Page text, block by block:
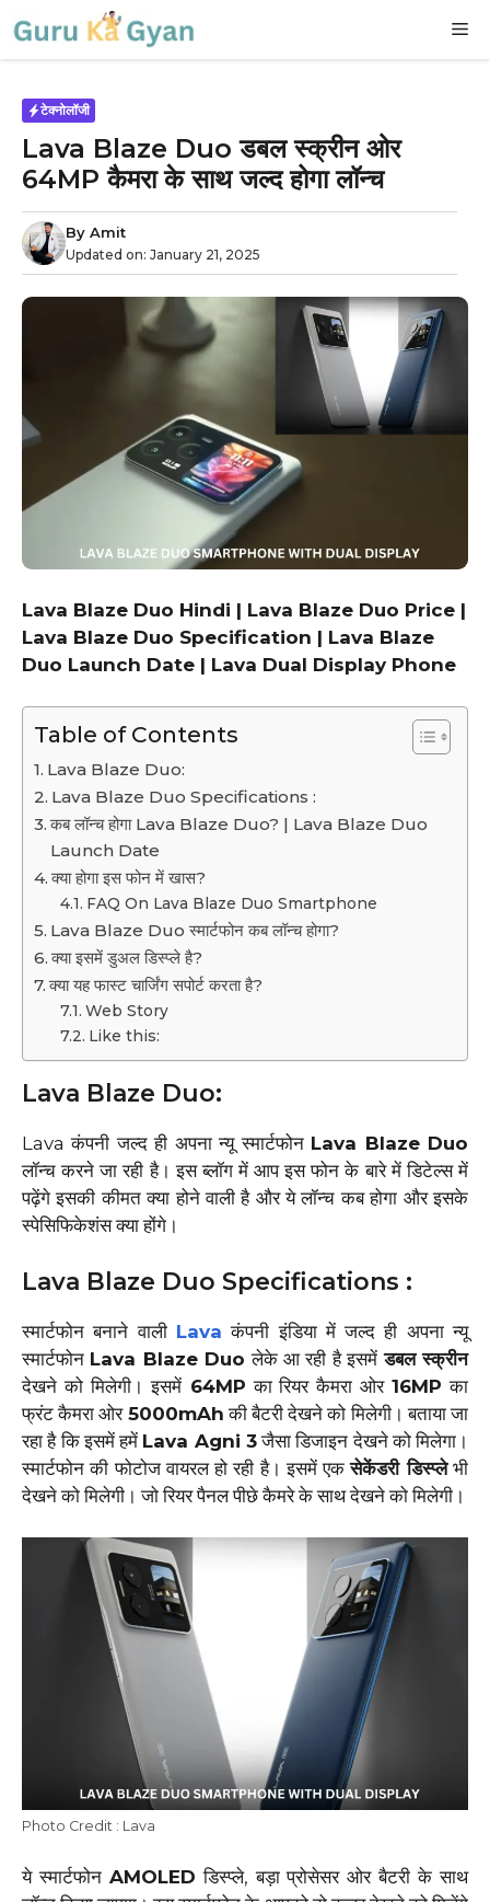
to
content
टेक्नोलॉजी
Lava Blaze Duo डबल स्क्रीन ओर
64MP कैमरा के साथ जल्द होगा लॉन्च
By Amit
Updated on: January 21, 2025
Lava Blaze Duo Hindi | Lava Blaze Duo Price |
Lava Blaze Duo Specification | Lava Blaze
Duo Launch Date | Lava Dual Display Phone
Table of Contents
Lava Blaze Duo:
Lava Blaze Duo Specifications :
कब लॉन्च होगा Lava Blaze Duo? | Lava Blaze Duo
Launch Date
क्या होगा इस फोन में खास?
FAQ On Lava Blaze Duo Smartphone
Lava Blaze Duo स्मार्टफोन कब लॉन्च होगा?
क्या इसमें डुअल डिस्प्ले है?
क्या यह फास्ट चार्जिंग सपोर्ट करता है?
Web Story
Like this:
Lava Blaze Duo:
Lava कंपनी जल्द ही अपना न्यू स्मार्टफोन Lava Blaze Duo
लॉन्च करने जा रही है। इस ब्लॉग में आप इस फोन के बारे में डिटेल्स में
पढ़ेंगे इसकी कीमत क्या होने वाली है और ये लॉन्च कब होगा और इसके
स्पेसिफिकेशंस क्या होंगे।
Lava Blaze Duo Specifications :
स्मार्टफोन बनाने वाली Lava कंपनी इंडिया में जल्द ही अपना न्यू
स्मार्टफोन Lava Blaze Duo लेके आ रही है इसमेंडबल स्क्रीन
देखने को मिलेगी। इसमें64MP का रियर कैमरा ओर16MP का
फ्रंट कैमरा ओर 5000mAh की बैटरी देखने को मिलेगी। बताया जा
रहा है कि इसमें हमें Lava Agni 3जैसा डिजाइन देखने को मिलेगा।
स्मार्टफोन की फोटोज वायरल हो रही है। इसमें एकसेकेंडरी डिस्प्लेभी
देखने को मिलेगी। जो रियर पैनल पीछे कैमरे के साथ देखने को मिलेगी।
Photo Credit : Lava
ये स्मार्टफोन AMOLED डिस्प्ले, बड़ा प्रोसेसर ओर बैटरी के साथ